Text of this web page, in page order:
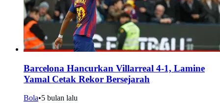
Barcelona Hancurkan Villarreal 4-1, Lamine
Yamal Cetak Rekor Bersejarah
Bola•5 bulan lalu